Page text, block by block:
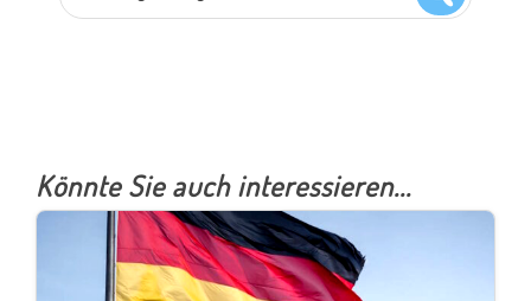
eingeben...
Sidebar
Könnte Sie auch interessieren...